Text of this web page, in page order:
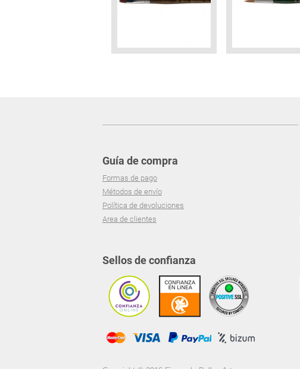
Guía de compra
Formas de pago
Métodos de envío
Política de devoluciones
Area de clientes
Sellos de confianza